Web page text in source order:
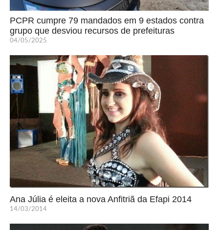
PCPR cumpre 79 mandados em 9 estados contra
grupo que desviou recursos de prefeituras
04/05/2025
Ana Júlia é eleita a nova Anfitriã da Efapi 2014
14/03/2014